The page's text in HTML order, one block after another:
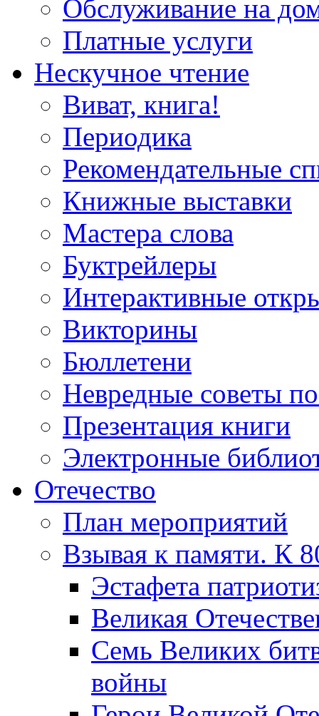
Обслуживание на
Платные услуги
Нескучное чтение
Виват, книга!
Периодика
Рекомендательные
Книжные выставки
Мастера слова
Буктрейлеры
Интерактивные
Викторины
Бюллетени
Невредные советы
Презентация книги
Электронные
Отечество
План мероприятий
Взывая к памяти. К
Эcтафета
Великая
Семь Великих
войны